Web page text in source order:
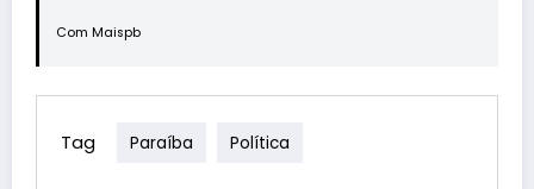
Com Maispb
Tag Paraíba Política